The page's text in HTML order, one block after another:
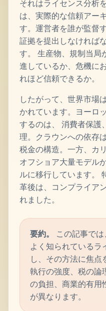
それはライセンス分析
は、実際的な信頼アー
す。運営者を誰が監督
証拠を提出しなければ
す。 生産物、規制当局
進しているか、危機に
れほど信頼できるか。
したがって、世界市場
かれています。ヨーロ
するのは、 消費者保護
理。クラウンへの依存
税金の構造。一方、カ
オフショア大量モデル
ルに移行しています。
革後は、コンプライア
れました。
要約。
この記事で
よく知られているラ
し、その方法に焦点
執行の強度、税の論
の負担、商業的有用
が異なります。